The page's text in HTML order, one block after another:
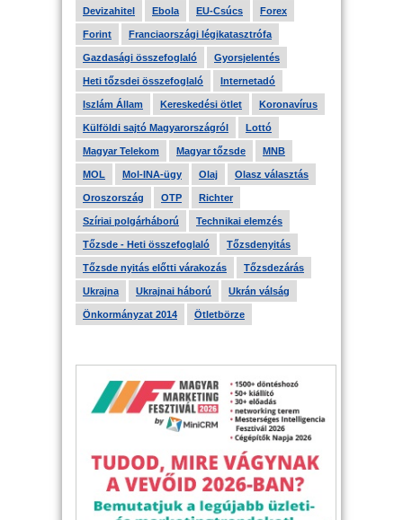
Devizahitel Ebola EU-Csúcs Forex
Forint Franciaországi légikatasztrófa
Gazdasági összefoglaló Gyorsjelentés
Heti tőzsdei összefoglaló Internetadó
Iszlám Állam Kereskedési ötlet Koronavírus
Külföldi sajtó Magyarországról Lottó
Magyar Telekom Magyar tőzsde MNB
MOL Mol-INA-ügy Olaj Olasz választás
Oroszország OTP Richter
Szíriai polgárháború Technikai elemzés
Tőzsde - Heti összefoglaló Tőzsdenyitás
Tőzsde nyitás előtti várakozás Tőzsdezárás
Ukrajna Ukrajnai háború Ukrán válság
Önkormányzat 2014 Ötletbörze